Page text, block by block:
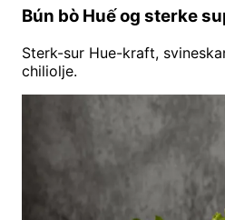
Bún bò Huế og sterke
Sterk-sur Hue-kraft,
chiliolje.